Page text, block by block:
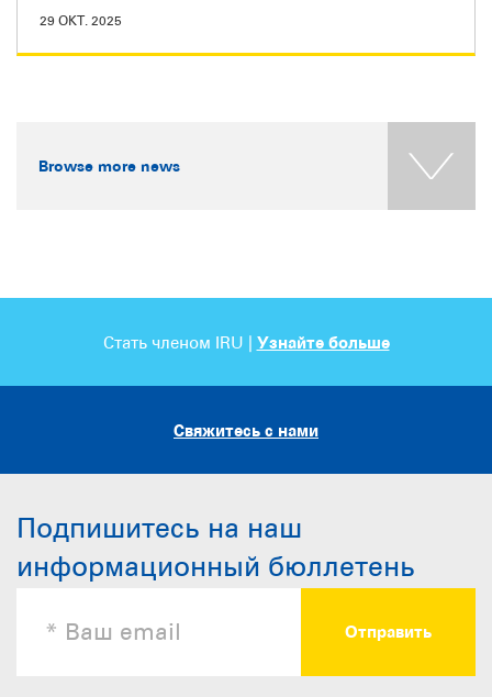
29 ОКТ. 2025
Browse more news
Стать членом IRU | Узнайте больше
Свяжитесь с нами
Подпишитесь на наш
информационный бюллетень